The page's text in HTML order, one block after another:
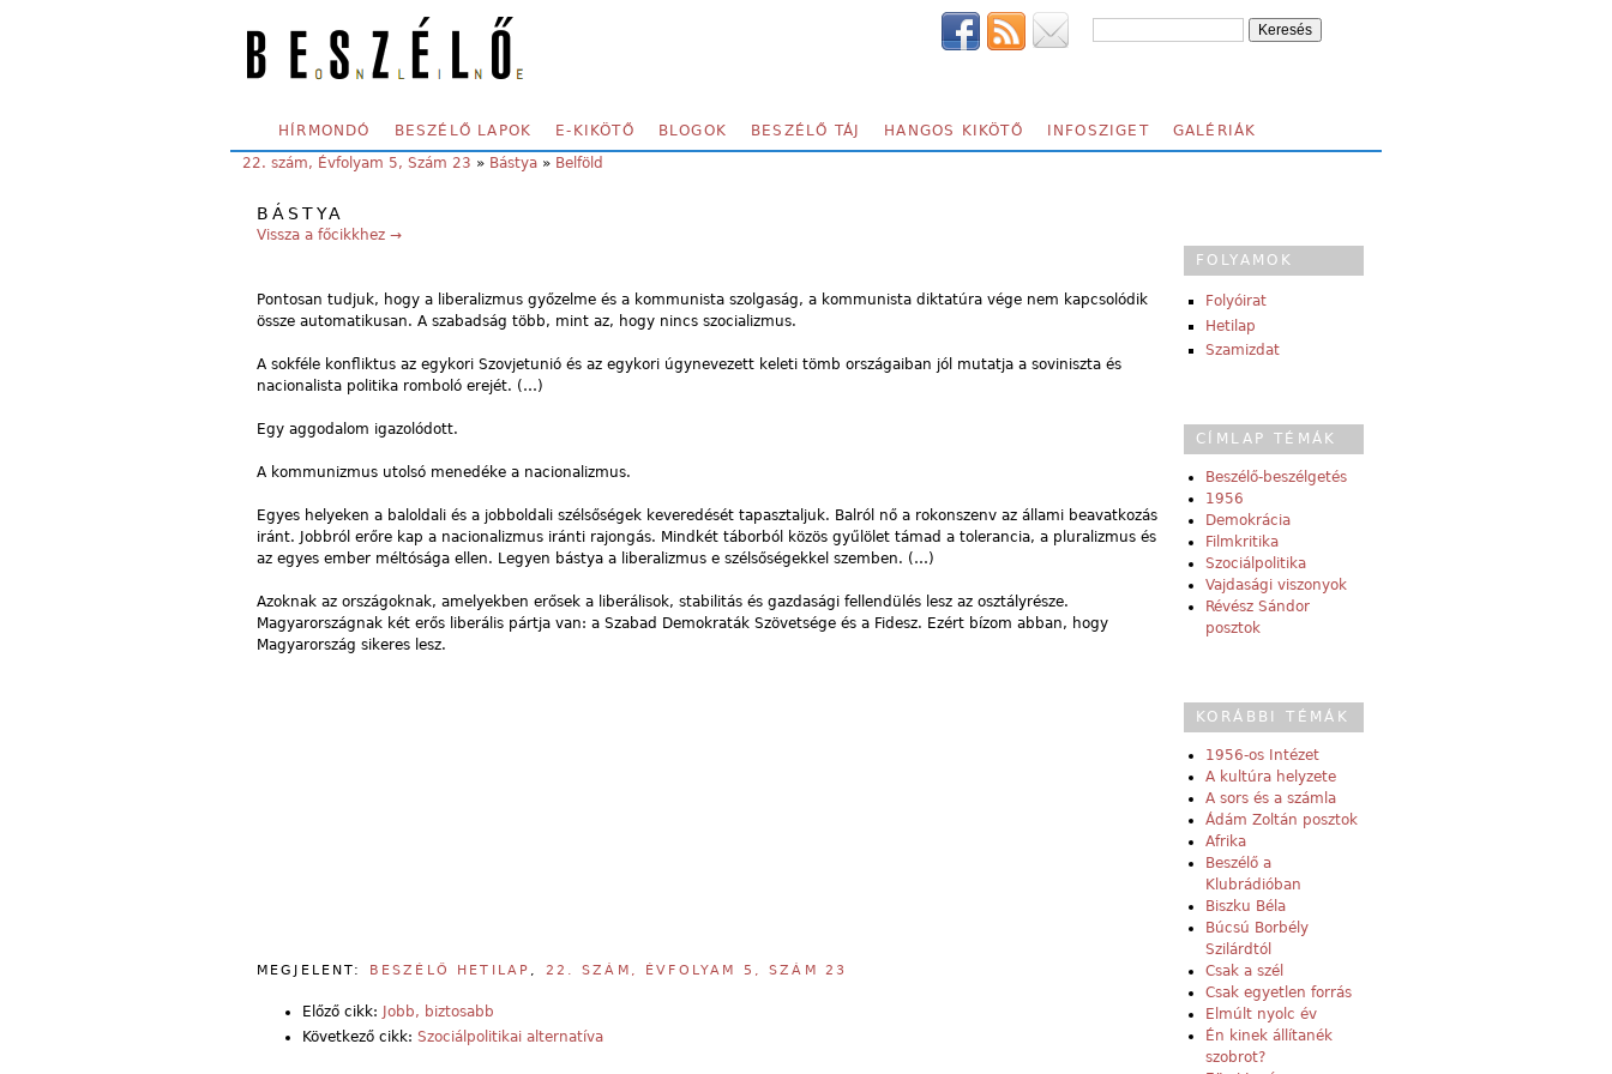
SECONDARY MENU
HÍRMONDÓ BESZÉLŐ LAPOK E-KIKÖTŐ BLOGOK BESZÉLŐ TÁJ HANGOS KIKÖTŐ INFOSZIGET GALÉRIÁK
YOU ARE HERE:
22. szám, Évfolyam 5, Szám 23 » Bástya » Belföld
BÁSTYA
Vissza a főcikkhez →
Pontosan tudjuk, hogy a liberalizmus győzelme és a kommunista szolgaság, a kommunista diktatúra vége nem kapcsolódik
össze automatikusan. A szabadság több, mint az, hogy nincs szocializmus.
A sokféle konfliktus az egykori Szovjetunió és az egykori úgynevezett keleti tömb országaiban jól mutatja a soviniszta és
nacionalista politika romboló erejét. (…)
Egy aggodalom igazolódott.
A kommunizmus utolsó menedéke a nacionalizmus.
Egyes helyeken a baloldali és a jobboldali szélsőségek keveredését tapasztaljuk. Balról nő a rokonszenv az állami beavatkozás
iránt. Jobbról erőre kap a nacionalizmus iránti rajongás. Mindkét táborból közös gyűlölet támad a tolerancia, a pluralizmus és
az egyes ember méltósága ellen. Legyen bástya a liberalizmus e szélsőségekkel szemben. (…)
Azoknak az országoknak, amelyekben erősek a liberálisok, stabilitás és gazdasági fellendülés lesz az osztályrésze.
Magyarországnak két erős liberális pártja van: a Szabad Demokraták Szövetsége és a Fidesz. Ezért bízom abban, hogy
Magyarország sikeres lesz.
MEGJELENT: BESZÉLŐ HETILAP , 22. SZÁM, ÉVFOLYAM 5, SZÁM 23
Előző cikk:
Jobb, biztosabb
Következő cikk: Szociálpolitikai alternatíva
FOLYAMOK
Folyóirat
Hetilap
Szamizdat
CÍMLAP TÉMÁK
Beszélő-beszélgetés
1956
Demokrácia
Filmkritika
Szociálpolitika
Vajdasági viszonyok
Révész Sándor
posztok
KORÁBBI TÉMÁK
1956-os Intézet
A kultúra helyzete
A sors és a számla
Ádám Zoltán posztok
Afrika
Beszélő a
Klubrádióban
Biszku Béla
Búcsú Borbély
Szilárdtól
Csak a szél
Csak egyetlen forrás
Elmúlt nyolc év
Én kinek állítanék
szobrot?